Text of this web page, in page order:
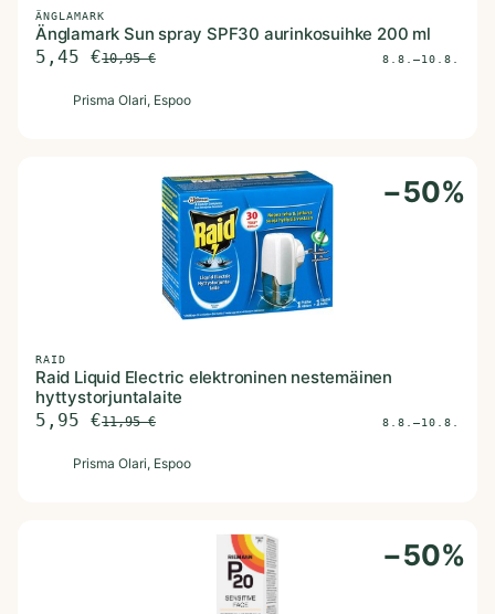
ÄNGLAMARK
Änglamark Sun spray SPF30 aurinkosuihke 200 ml
5,45 €10,95€ 8.8.–10.8.
Prisma Olari, Espoo
−50%
RAID
Raid Liquid Electric elektroninen nestemäinen
hyttystorjuntalaite
5,95 €11,95€ 8.8.–10.8.
Prisma Olari, Espoo
−50%